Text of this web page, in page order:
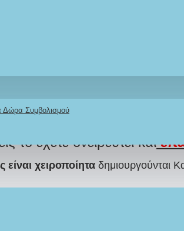
Δώρα Συμβολισμού
το έχετε ονειρευτεί και
χειροποίητα δημιουργούνται
ΣΥΝΤΟΜΟΤΕΡΟ ΔΥΝΑΤΟ,